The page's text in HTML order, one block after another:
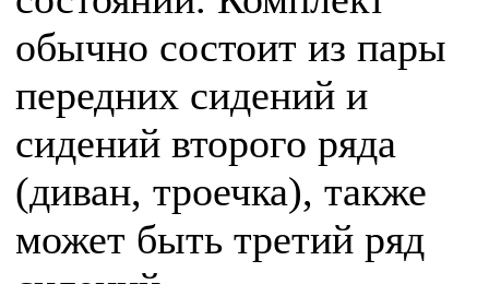
обычно состоит из пары
передних сидений и
сидений второго ряда
(диван, троечка), также
может быть третий ряд